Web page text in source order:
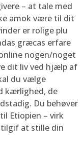
– at tale med
amok være til dit
er rolige plu
græcas erfare
nogen/noget
dit liv ved hjælp af
du vælge
kærlighed, de
Du behøver
Etiopien – virk
at stille din